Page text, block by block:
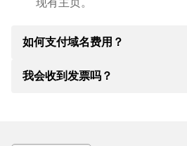
如何支付域名费用？
达成协议后，房东将通知您付款
我会收到发票吗？